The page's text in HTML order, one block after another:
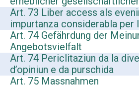
Art. 73 Liber access als
impurtanza considerabla per
Art. 74 Gefährdung der
Angebotsvielfalt
Art. 74 Periclitaziun da la
d’opiniun e da purschida
Art. 75 Massnahmen